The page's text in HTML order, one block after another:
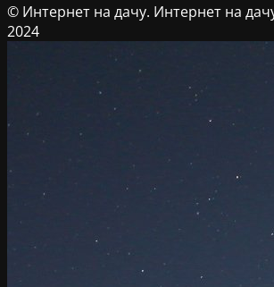
© Интернет на дачу. Интернет на
2024